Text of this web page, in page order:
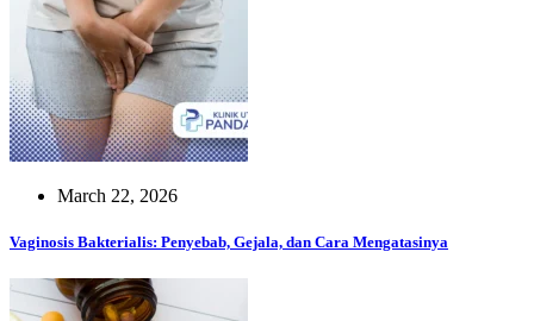
March 22, 2026
Vaginosis Bakterialis: Penyebab, Gejala, dan Cara Mengatasinya